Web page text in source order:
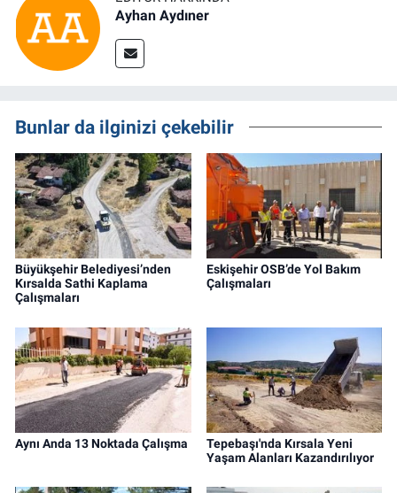
Ayhan Aydıner
Bunlar da ilginizi çekebilir
Büyükşehir Belediyesi’nden
Kırsalda Sathi Kaplama
Çalışmaları
Eskişehir OSB’de Yol Bakım
Çalışmaları
Aynı Anda 13 Noktada Çalışma
Tepebaşı'nda Kırsala Yeni
Yaşam Alanları Kazandırılıyor